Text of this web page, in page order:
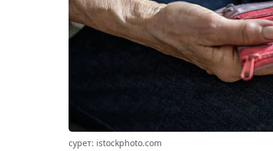
сурет: istockphoto.com